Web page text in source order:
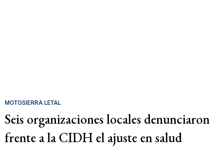
MOTOSIERRA LETAL
Seis organizaciones locales denunciaron
frente a la CIDH el ajuste en salud